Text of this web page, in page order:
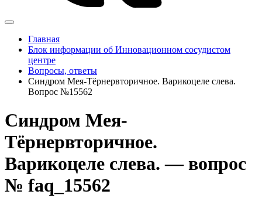
Главная
Блок информации об Инновационном сосудистом
центре
Вопросы, ответы
Синдром Мея-Тёрнервторичное. Варикоцеле слева.
Вопрос №15562
Синдром Мея-
Тёрнервторичное.
Варикоцеле слева. — вопрос
№ faq_15562